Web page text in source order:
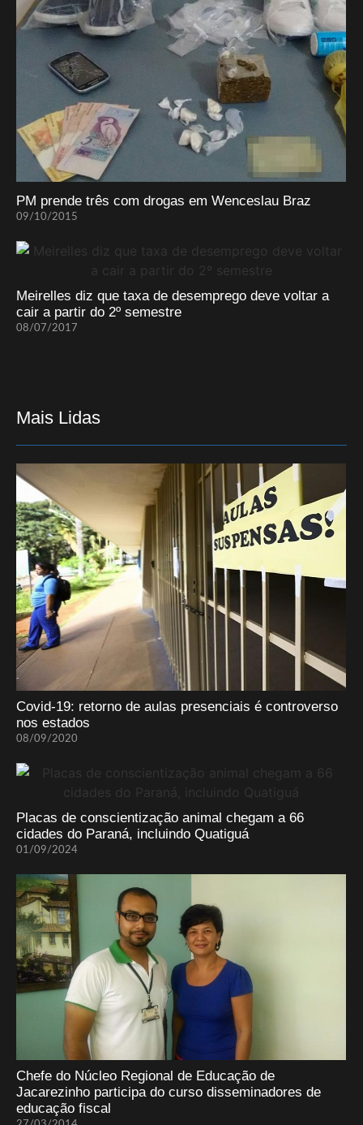
PM prende três com drogas em Wenceslau Braz
09/10/2015
Meirelles diz que taxa de desemprego deve voltar a
cair a partir do 2º semestre
08/07/2017
Mais Lidas
Covid-19: retorno de aulas presenciais é controverso
nos estados
08/09/2020
Placas de conscientização animal chegam a 66
cidades do Paraná, incluindo Quatiguá
01/09/2024
Chefe do Núcleo Regional de Educação de
Jacarezinho participa do curso disseminadores de
educação fiscal